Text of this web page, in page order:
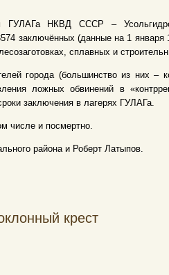
ГУЛАГа НКВД СССР –
заключённых (данные на 1 января
сплавных и
города (большинство из них –
ложных обвинений в
заключения в лагерях ГУЛАГа.
числе и посмертно.
района и Роберт Латыпов.
крест